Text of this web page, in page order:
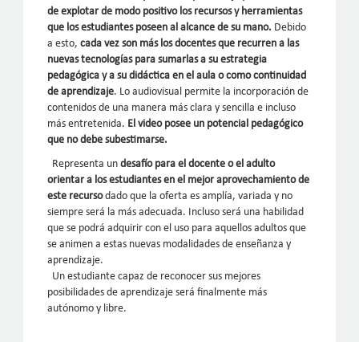
de explotar de modo positivo los recursos y herramientas
que los estudiantes poseen al alcance de su mano. Debido
a esto,cada vez son más los docentes que recurren a las
nuevas tecnologías para sumarlas a su estrategia
pedagógica y a su didáctica en el aula o como continuidad
de aprendizaje. Lo audiovisual permite la incorporación de
contenidos de una manera más clara y sencilla e incluso
más entretenida. El video posee un potencial pedagógico
que no debe subestimarse.
Representa undesafío para el docente o el adulto
orientar a los estudiantes en el mejor aprovechamiento de
este recursodado que la oferta es amplía, variada y no
siempre será la más adecuada. Incluso será una habilidad
que se podrá adquirir con el uso para aquellos adultos que
se animen a estas nuevas modalidades de enseñanza y
aprendizaje.
Un estudiante capaz de reconocer sus mejores
posibilidades de aprendizaje será finalmente más
autónomo y libre.